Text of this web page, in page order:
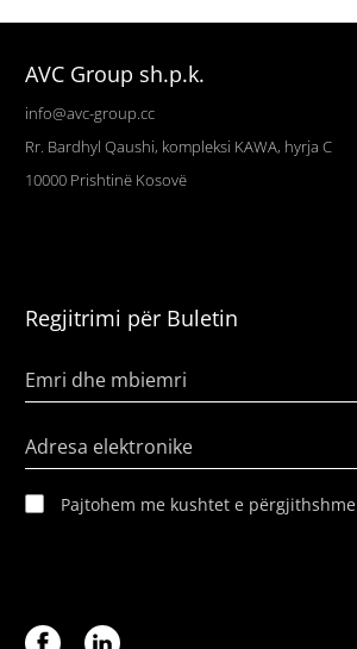
AVC Group sh.p.k.
info@avc-group.cc
Rr. Bardhyl Qaushi, kompleksi KAWA, hyrja C
10000 Prishtinë Kosovë
Regjitrimi për Buletin
Emri dhe mbiemri
Adresa elektronike
Pajtohem me kushtet e përgjithshme